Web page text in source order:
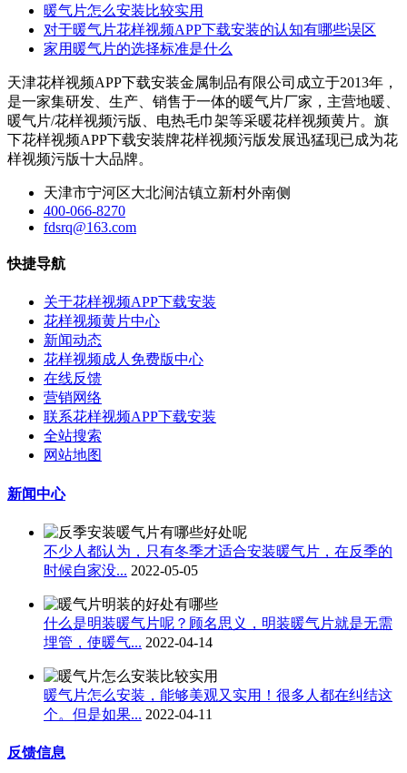
暖气片怎么安装比较实用
对于暖气片花样视频APP下载安装的认知有哪些误区
家用暖气片的选择标准是什么
天津花样视频APP下载安装金属制品有限公司成立于2013年，
是一家集研发、生产、销售于一体的暖气片厂家，主营地暖、
暖气片/花样视频污版、电热毛巾架等采暖花样视频黄片。旗
下花样视频APP下载安装牌花样视频污版发展迅猛现已成为花
样视频污版十大品牌。
天津市宁河区大北涧沽镇立新村外南侧
400-066-8270
fdsrq@163.com
快捷导航
关于花样视频APP下载安装
花样视频黄片中心
新闻动态
花样视频成人免费版中心
在线反馈
营销网络
联系花样视频APP下载安装
全站搜索
网站地图
新闻中心
不少人都认为，只有冬季才适合安装暖气片​，在反季的
时候自家没... 2022-05-05
什么是明装暖气片呢？顾名思义，明装暖气片就是无需
埋管，使暖气... 2022-04-14
暖气片怎么安装，能够美观又实用！很多人都在纠结这
个。但是如果... 2022-04-11
反馈信息